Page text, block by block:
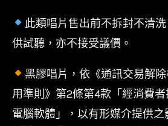
詩/
德
Optimal
Media
壓
此類唱片售出前不拆封不清
供試聽，亦不接受議價。
黑膠唱片，依《通訊交易解
用準則》第2條第4款「經消費
電腦軟體」，以有形媒介提供